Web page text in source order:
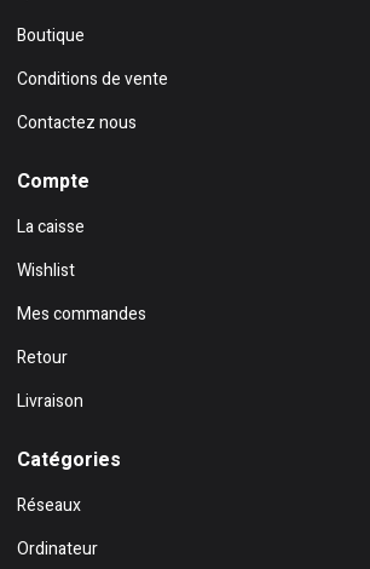
Boutique
Conditions de vente
Contactez nous
Compte
La caisse
Wishlist
Mes commandes
Retour
Livraison
Catégories
Réseaux
Ordinateur